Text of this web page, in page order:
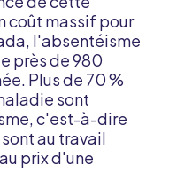
coût massif pour
l'absentéisme
près de 980
Plus de 70 %
sont
c'est-à-dire
au travail
prix d'une